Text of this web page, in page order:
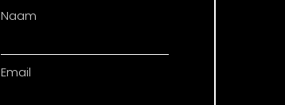
Naam
Email